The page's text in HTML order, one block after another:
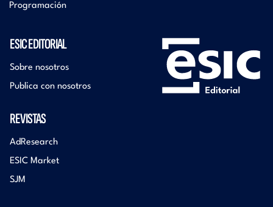
Programación
ESIC EDITORIAL
Sobre nosotros
Publica con nosotros
REVISTAS
AdResearch
ESIC Market
SJM